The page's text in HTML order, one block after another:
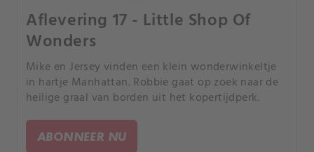
Aflevering 17 - Little Shop Of
Wonders
Mike en Jersey vinden een klein wonderwinkeltje
in hartje Manhattan. Robbie gaat op zoek naar de
heilige graal van borden uit het kopertijdperk.
ABONNEER NU